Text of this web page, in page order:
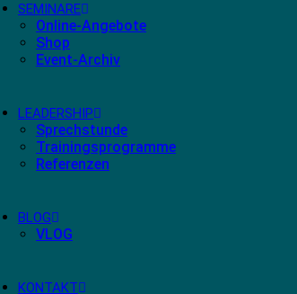
SEMINARE
Online-Angebote
Shop
Event-Archiv
LEADERSHIP
Sprechstunde
Trainingsprogramme
Referenzen
BLOG
VLOG
KONTAKT